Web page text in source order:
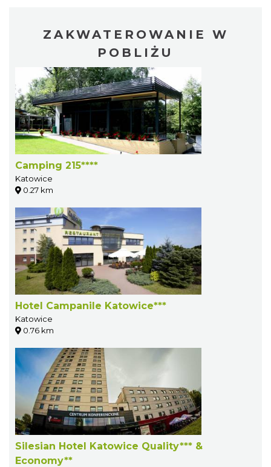
ZAKWATEROWANIE W
POBLIŻU
Camping 215****
Katowice
0.27 km
Hotel Campanile Katowice***
Katowice
0.76 km
Silesian Hotel Katowice Quality*** &
Economy**